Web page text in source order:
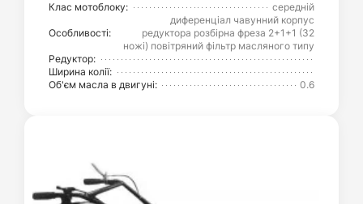
Клас мотоблоку: середній
Особливості:
диференціал чавунний корпус
редуктора розбірна фреза 2+1+1 (32
ножі) повітряний фільтр масляного типу
Редуктор:
Ширина колії:
Об'єм масла в двигуні:
0.6